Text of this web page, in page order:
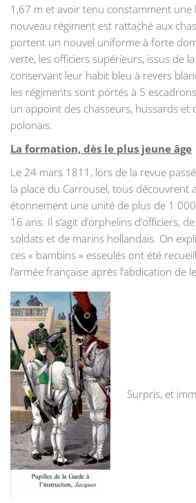
1,67 m et avoir tenu constamment une
nouveau régiment est rattaché aux
portent un nouvel uniforme à forte
verte, les officiers supérieurs, issus de
conservant leur habit bleu à revers
les régiments sont portés à 5
un appoint des chasseurs, hussards et
polonais.
La formation, dès le plus jeune âge
Le 24 mars 1811, lors de la revue
la place du Carrousel, tous découvrent
étonnement une unité de plus de 1
16 ans. Il s’agit d’orphelins d’officiers,
soldats et de marins hollandais. On
ces « bambins » esseulés ont été
l’armée française après l’abdication de
Surpris, et